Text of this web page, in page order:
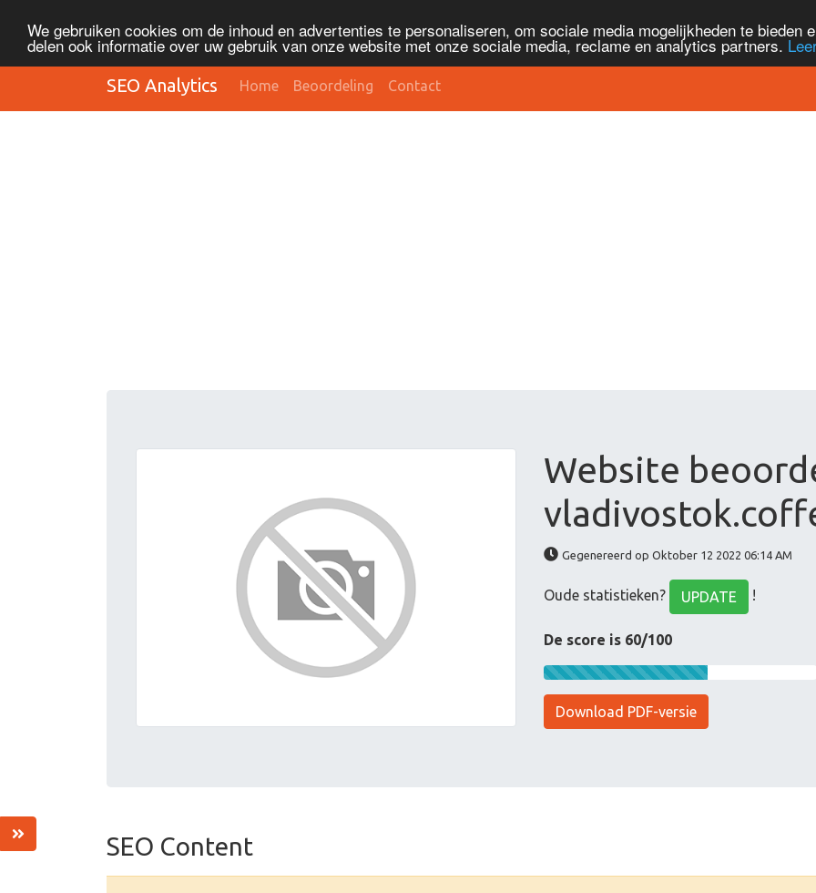
We gebruiken cookies om de inhoud en advertenties te personaliseren, om sociale media mogelijkheden te bieden
delen ook informatie over uw gebruik van onze website met onze sociale media, reclame en analytics partners.
SEO Analytics Home Beoordeling Contact
Website
Gegenereerd op Oktober 12 2022 06:14 AM
Oude statistieken? UPDATE !
De score is 60/100
Download PDF-versie
SEO Content